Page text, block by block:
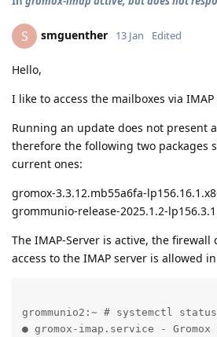
S smguenther 13 Jan Edited
Hello,
I like to access the mailboxes via
Running an update does not present
therefore the following two packages
current ones:
gromox-3.3.12.mb55a6fa-
grommunio-release-2025.1.2-
The IMAP-Server is active, the
access to the IMAP server is allowed
grommunio2:~ # systemctl status
● gromox-imap.service - Gromox